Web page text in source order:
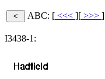
ABC: [ <<< ][ >>> ]
I3438-1: